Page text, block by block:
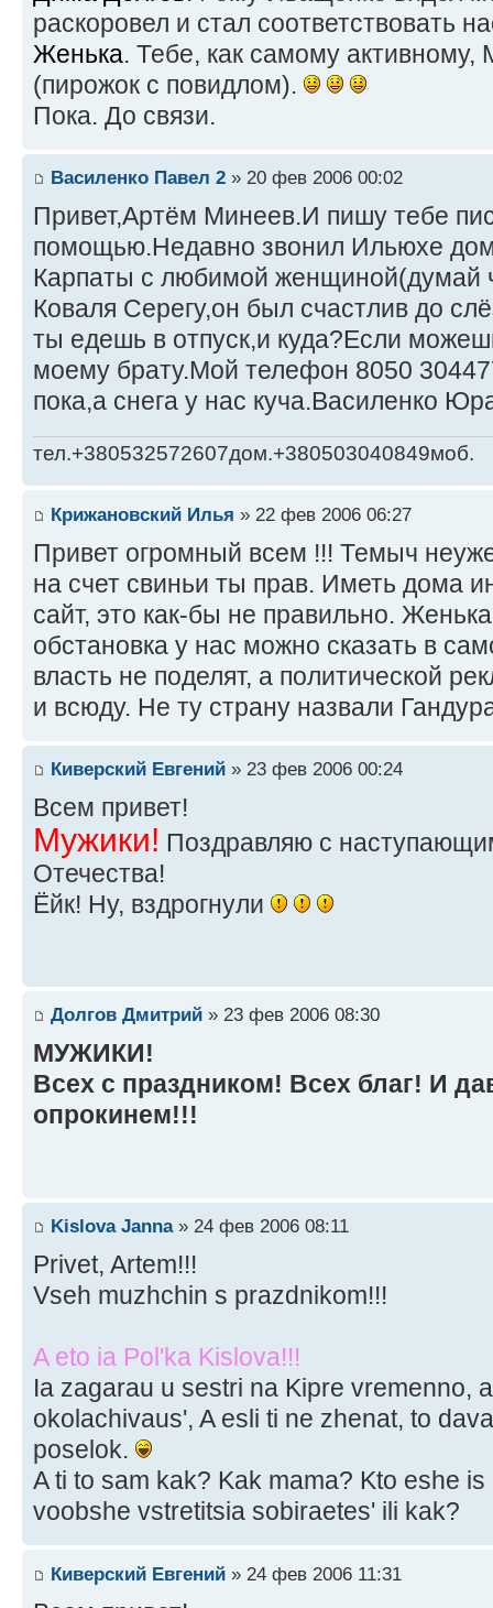
раскоровел и стал соответствовать
Женька. Тебе, как самому
(пирожок с повидлом).
Пока. До связи.
Василенко Павел 2 » 20 фев 2006 00:02
Привет,Артём Минеев.И пишу тебе
помощью.Недавно звонил Ильюхе
Карпаты с любимой женщиной(думай
Коваля Серегу,он был счастлив до
ты едешь в отпуск,и куда?Если
моему брату.Мой телефон 8050
пока,а снега у нас куча.Василенко
тел.+380532572607дом.+380503040849моб.
Крижановский Илья » 22 фев 2006 06:27
Привет огромный всем !!! Темыч
на счет свиньи ты прав. Иметь дома
сайт, это как-бы не правильно.
обстановка у нас можно сказать в
власть не поделят, а политической
и всюду. Не ту страну назвали
Киверский Евгений » 23 фев 2006 00:24
Всем привет!
Мужики! Поздравляю с
Отечества!
Ёйк! Ну, вздрогнули
Долгов Дмитрий » 23 фев 2006 08:30
МУЖИКИ!
Всех с праздником! Всех благ! И
опрокинем!!!
Kislova Janna» 24 фев 2006 08:11
Privet, Artem!!!
Vseh muzhchin s prazdnikom!!!
A eto ia Pol'ka Kislova!!!
Ia zagarau u sestri na Kipre vremenno,
okolachivaus', A esli ti ne zhenat, to
poselok.
A ti to sam kak? Kak mama? Kto eshe
voobshe vstretitsia sobiraetes' ili kak?
Киверский Евгений » 24 фев 2006 11:31